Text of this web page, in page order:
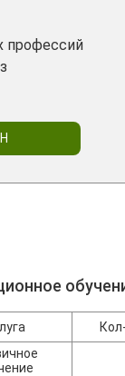
профессий